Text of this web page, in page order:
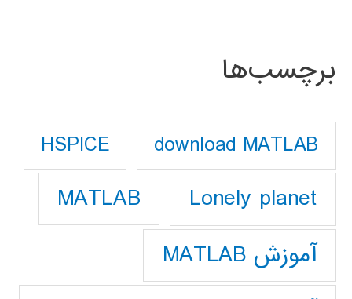
برچسب‌ها
download MATLAB
HSPICE
Lonely planet
MATLAB
آموزش MATLAB